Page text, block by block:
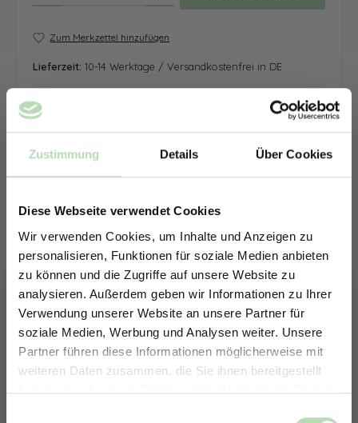
Zustimmung Details Über Cookies
Diese Webseite verwendet Cookies
Wir verwenden Cookies, um Inhalte und Anzeigen zu
personalisieren, Funktionen für soziale Medien anbieten
zu können und die Zugriffe auf unsere Website zu
analysieren. Außerdem geben wir Informationen zu Ihrer
Verwendung unserer Website an unsere Partner für
soziale Medien, Werbung und Analysen weiter. Unsere
Partner führen diese Informationen möglicherweise mit
weiteren Daten zusammen, die Sie ihnen bereitgestellt
haben oder die sie im Rahmen Ihrer Nutzung der Dienste
Zum Merkzettel hinzufügen
Lieferzeit: 10-14 Werktage / Versandkostenfrei in DE
ERHALTE 5% RABATT AUF
DEINE RÜCKWÄNDE